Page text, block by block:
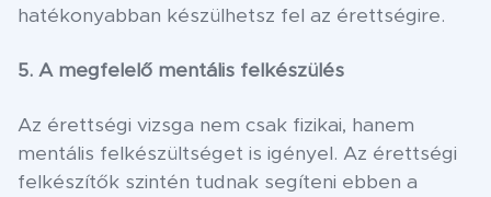
hatékonyabban készülhetsz fel az érettségire.
5. A megfelelő mentális felkészülés
Az érettségi vizsga nem csak fizikai, hanem
mentális felkészültséget is igényel. Az érettségi
felkészítők szintén tudnak segíteni ebben a